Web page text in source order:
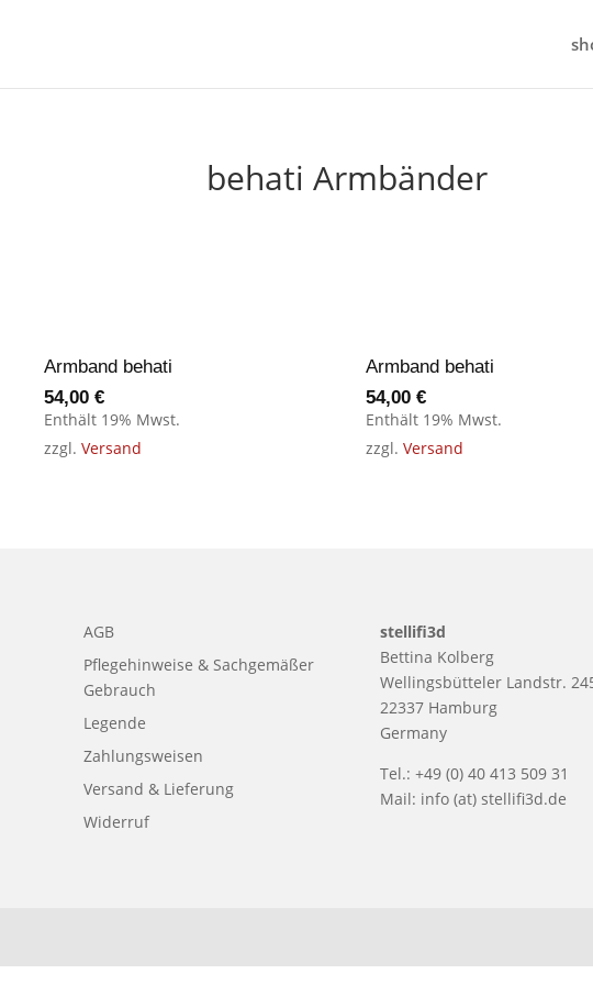
behati Armbänder
Armband behati
54,00 €
Enthält 19% Mwst.
zzgl. Versand
Armband behati
54,00€
Enthält 19% Mwst.
zzgl.Versand
AGB
Pflegehinweise & Sachgemäßer
Gebrauch
Legende
Zahlungsweisen
Versand & Lieferung
Widerruf
stellifi3d
Bettina Kolberg
Wellingsbütteler Landstr.
22337 Hamburg
Germany
Tel.: +49 (0) 40 413 509 31
Mail: info (at) stellifi3d.de